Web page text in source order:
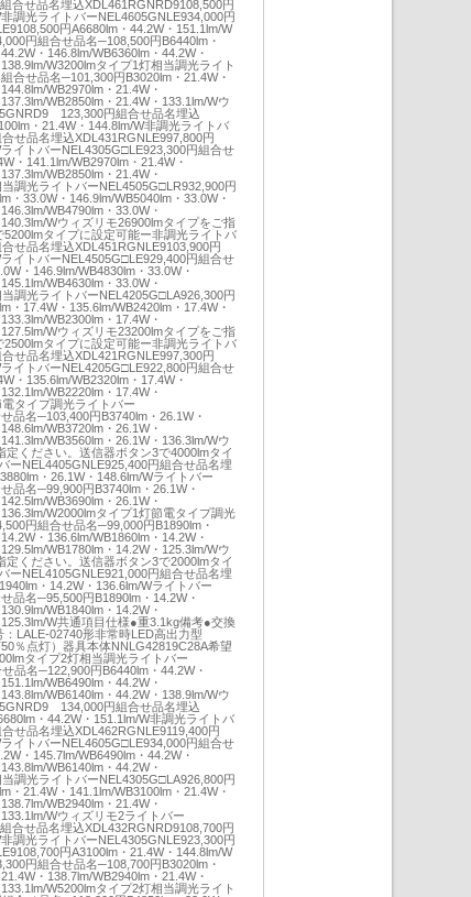
合せ品名埋込XDL461RGNRD9108,500円
調光ライトバーNEL4605GNLE934,000円
円A6680lm・44.2W・151.1lm/W
円組合せ品名─108,500円B6440lm・
・146.8lm/WB6360lm・44.2W・
W3200lmタイプ1灯相当調光ライト
合せ品名─101,300円B3020lm・21.4W・
WB2970lm・21.4W・
WB2850lm・21.4W・133.1lm/Wウ
123,300円組合せ品名埋込
・21.4W・144.8lm/W非調光ライトバ
せ品名埋込XDL431RGNLE997,800円
イトバーNEL4305G□LE923,300円組合せ
・141.1lm/WB2970lm・21.4W・
WB2850lm・21.4W・
調光ライトバーNEL4505G□LR932,900円
・33.0W・146.9lm/WB5040lm・33.0W・
WB4790lm・33.0W・
Wウィズリモ26900lmタイプをご指
タイプに設定可能ー非調光ライトバ
せ品名埋込XDL451RGNLE9103,900円
イトバーNEL4505G□LE929,400円組合せ
・146.9lm/WB4830lm・33.0W・
WB4630lm・33.0W・
調光ライトバーNEL4205G□LA926,300円
・17.4W・135.6lm/WB2420lm・17.4W・
WB2300lm・17.4W・
Wウィズリモ23200lmタイプをご指
タイプに設定可能ー非調光ライトバ
せ品名埋込XDL421RGNLE997,300円
イトバーNEL4205G□LE922,800円組合せ
・135.6lm/WB2320lm・17.4W・
WB2220lm・17.4W・
タイプ調光ライトバー
品名─103,400円B3740lm・26.1W・
WB3720lm・26.1W・
WB3560lm・26.1W・136.3lm/Wウ
定ください。送信器ボタン3で4000lmタイ
ーNEL4405GNLE925,400円組合せ品名埋
・26.1W・148.6lm/Wライトバー
品名─99,900円B3740lm・26.1W・
WB3690lm・26.1W・
W2000lmタイプ1灯節電タイプ調光
円組合せ品名─99,000円B1890lm・
・136.6lm/WB1860lm・14.2W・
WB1780lm・14.2W・125.3lm/Wウ
定ください。送信器ボタン3で2000lmタイ
ーNEL4105GNLE921,000円組合せ品名埋
・14.2W・136.6lm/Wライトバー
品名─95,500円B1890lm・14.2W・
WB1840lm・14.2W・
W共通項目仕様●重3.1kg備考●交換
：LALE-02740形非常時LED高出力型
％点灯）器具本体NNLG42819C28A希望
タイプ2灯相当調光ライトバー
品名─122,900円B6440lm・44.2W・
WB6490lm・44.2W・
WB6140lm・44.2W・138.9lm/Wウ
134,000円組合せ品名埋込
・44.2W・151.1lm/W非調光ライトバ
せ品名埋込XDL462RGNLE9119,400円
イトバーNEL4605G□LE934,000円組合せ
・145.7lm/WB6490lm・44.2W・
WB6140lm・44.2W・
調光ライトバーNEL4305G□LA926,800円
・21.4W・141.1lm/WB3100lm・21.4W・
WB2940lm・21.4W・
Wウィズリモ2ライトバー
合せ品名埋込XDL432RGNRD9108,700円
調光ライトバーNEL4305GNLE923,300円
円A3100lm・21.4W・144.8lm/W
円組合せ品名─108,700円B3020lm・
・138.7lm/WB2940lm・21.4W・
W5200lmタイプ2灯相当調光ライト